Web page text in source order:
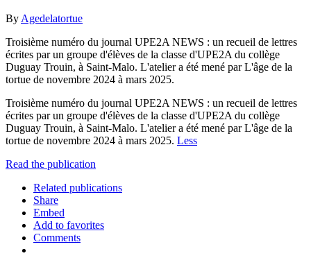
By Agedelatortue
Troisième numéro du journal UPE2A NEWS : un recueil de lettres
écrites par un groupe d'élèves de la classe d'UPE2A du collège
Duguay Trouin, à Saint-Malo. L'atelier a été mené par L'âge de la
tortue de novembre 2024 à mars 2025.
Troisième numéro du journal UPE2A NEWS : un recueil de lettres
écrites par un groupe d'élèves de la classe d'UPE2A du collège
Duguay Trouin, à Saint-Malo. L'atelier a été mené par L'âge de la
tortue de novembre 2024 à mars 2025. Less
Read the publication
Related publications
Share
Embed
Add to favorites
Comments